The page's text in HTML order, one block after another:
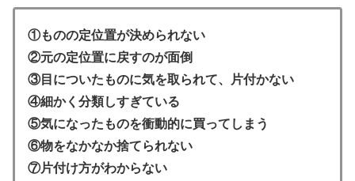
①ものの定位置が決められない
②元の定位置に戻すのが面倒
③目についたものに気を取られて、片付かない
④細かく分類しすぎている
⑤気になったものを衝動的に買ってしまう
⑥物をなかなか捨てられない
⑦片付け方がわからない